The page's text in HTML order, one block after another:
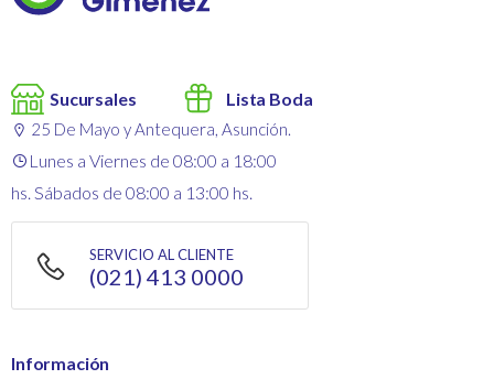
Sucursales Lista Boda
25 De Mayo y Antequera, Asunción.
Lunes a Viernes de 08:00 a 18:00
hs. Sábados de 08:00 a 13:00 hs.
SERVICIO AL CLIENTE
(021) 413 0000
Información